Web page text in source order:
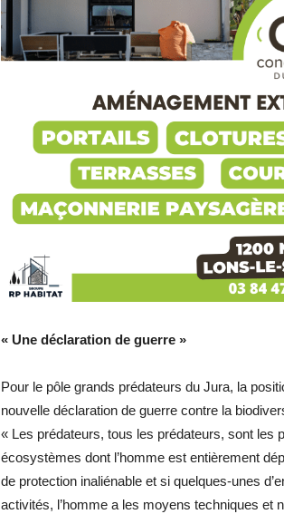
« Une déclaration de guerre »
Pour le pôle grands prédateurs du Jura, la
nouvelle déclaration de guerre contre la
« Les prédateurs, tous les prédateurs, sont les
écosystèmes dont l’homme est entièrement
de protection inaliénable et si quelques-unes
activités, l’homme a les moyens techniques et